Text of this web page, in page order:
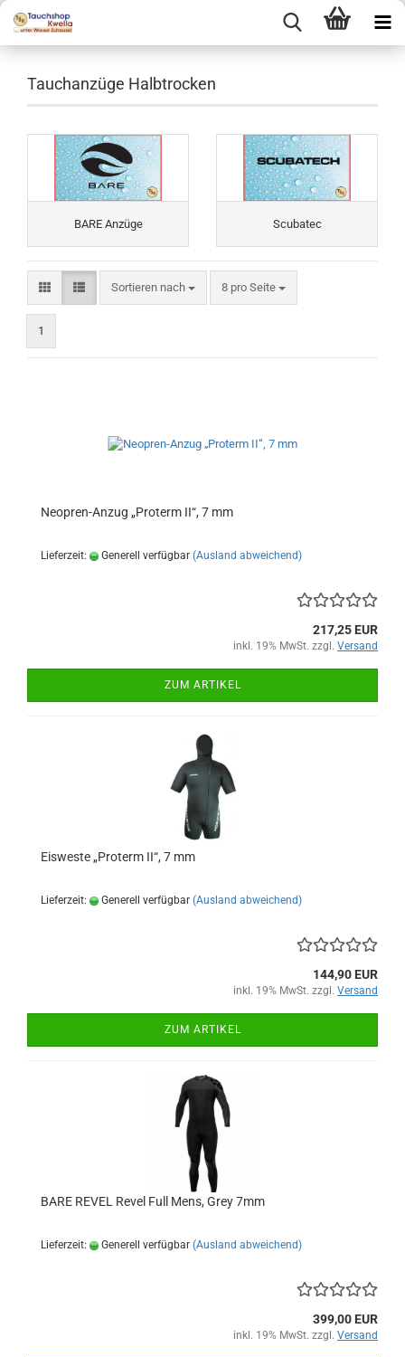
Tauchanzüge Halbtrocken
BARE Anzüge Scubatec
Sortieren nach
Sortieren nach 8 pro Seite
pro Seite
1
Neopren-Anzug „Proterm II“, 7 mm
Lieferzeit: Generell verfügbar (Ausland abweichend)
217,25 EUR
inkl. 19% MwSt. zzgl. Versand
ZUM ARTIKEL
Eisweste „Proterm II“, 7 mm
Lieferzeit: Generell verfügbar (Ausland abweichend)
144,90 EUR
inkl. 19% MwSt. zzgl. Versand
ZUM ARTIKEL
BARE REVEL Revel Full Mens, Grey 7mm
Lieferzeit: Generell verfügbar (Ausland abweichend)
399,00 EUR
inkl. 19% MwSt. zzgl. Versand